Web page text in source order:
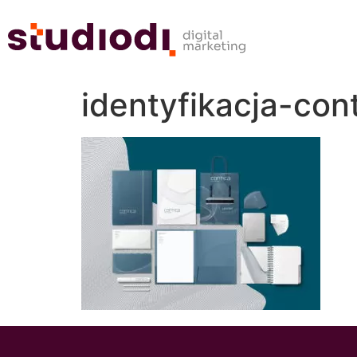
identyfikacja-